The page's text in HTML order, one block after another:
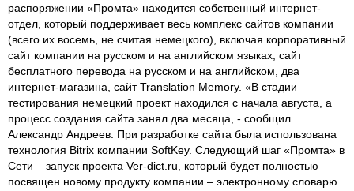
распоряжении «Промта» находится собственный интернет-
отдел, который поддерживает весь комплекс сайтов компании
(всего их восемь, не считая немецкого), включая корпоративный
сайт компании на русском и на английском языках, сайт
бесплатного перевода на русском и на английском, два
интернет-магазина, сайт Translation Memory. «В стадии
тестирования немецкий проект находился с начала августа, а
процесс создания сайта занял два месяца, - сообщил
Александр Андреев. При разработке сайта была использована
технология Bitrix компании SoftKey. Следующий шаг «Промта» в
Сети – запуск проекта Ver-dict.ru, который будет полностью
посвящен новому продукту компании – электронному словарю